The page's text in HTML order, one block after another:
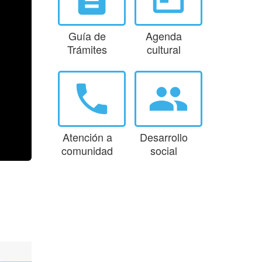
Guía de
Trámites
Agenda
cultural
phone
Atención a
comunidad
group
Desarrollo
social